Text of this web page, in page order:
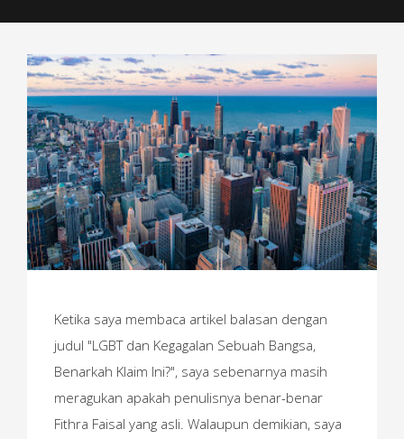
Ketika saya membaca artikel balasan dengan
judul "LGBT dan Kegagalan Sebuah Bangsa,
Benarkah Klaim Ini?", saya sebenarnya masih
meragukan apakah penulisnya benar-benar
Fithra Faisal yang asli. Walaupun demikian, saya